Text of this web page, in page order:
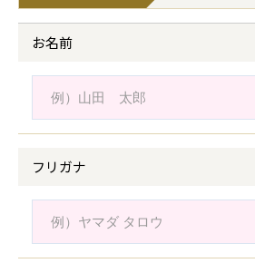
お名前
フリガナ